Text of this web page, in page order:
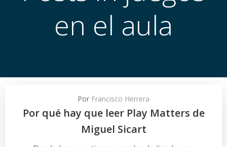
en el aula
Por Francisco Herrera
Por qué hay que leer Play Matters de
Miguel Sicart